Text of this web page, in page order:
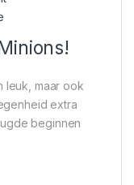
leuk, maar ook
extra
beginnen